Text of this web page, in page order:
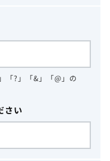
?」「&」「@」の
さい